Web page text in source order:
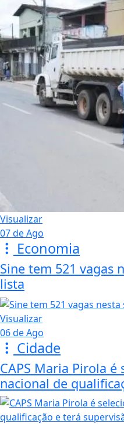
Visualizar
07 de Ago
Economia
Sine tem 521 vagas
lista
Visualizar
06 de Ago
Cidade
CAPS Maria Pirola
nacional de